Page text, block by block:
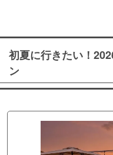
初夏に行きたい！
ン